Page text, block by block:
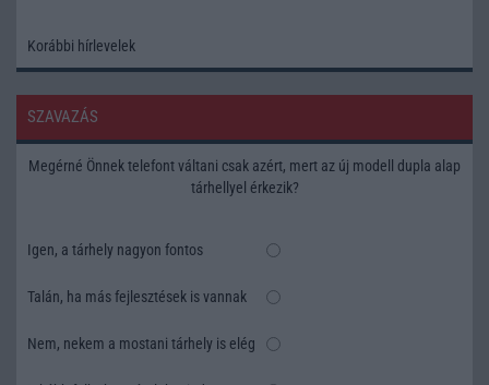
Korábbi hírlevelek
SZAVAZÁS
Megérné Önnek telefont váltani csak azért, mert az új modell dupla alap
tárhellyel érkezik?
Igen, a tárhely nagyon fontos
Talán, ha más fejlesztések is vannak
Nem, nekem a mostani tárhely is elég